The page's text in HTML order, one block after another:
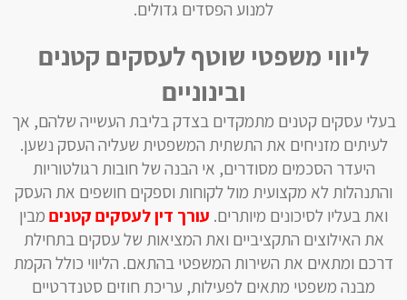
למנוע הפסדים גדולים.
ליווי משפטי שוטף לעסקים קטנים
ובינוניים
בעלי עסקים קטנים מתמקדים בצדק בליבת העשייה שלהם, אך
לעיתים מזניחים את התשתית המשפטית שעליה העסק נשען.
היעדר הסכמים מסודרים, אי הבנה של חובות רגולטוריות
והתנהלות לא מקצועית מול לקוחות וספקים חושפים את העסק
ואת בעליו לסיכונים מיותרים. עורך דין לעסקים קטנים מבין
את האילוצים התקציביים ואת המציאות של עסקים בתחילת
דרכם ומתאים את השירות המשפטי בהתאם. הליווי כולל הקמת
מבנה משפטי מתאים לפעילות, עריכת חוזים סטנדרטיים